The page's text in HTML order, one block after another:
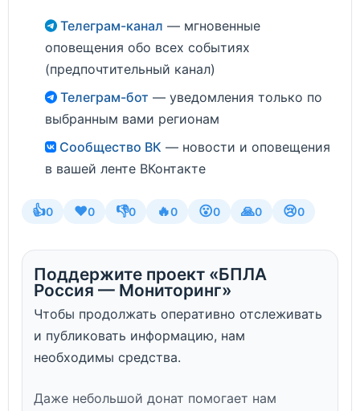
Телеграм-канал — мгновенные
оповещения обо всех событиях
(предпочтительный канал)
Телеграм-бот — уведомления только по
выбранным вами регионам
Сообщество ВК — новости и оповещения
в вашей ленте ВКонтакте
👍0 ❤️0 👎0 🔥0 😮0 🙏0 😢0
Поддержите проект «БПЛА
Россия — Мониторинг»
Чтобы продолжать оперативно отслеживать
и публиковать информацию, нам
необходимы средства.
Даже небольшой донат помогает нам